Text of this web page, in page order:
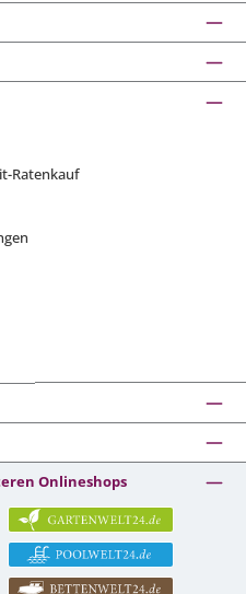
Ratenkauf
Onlineshops